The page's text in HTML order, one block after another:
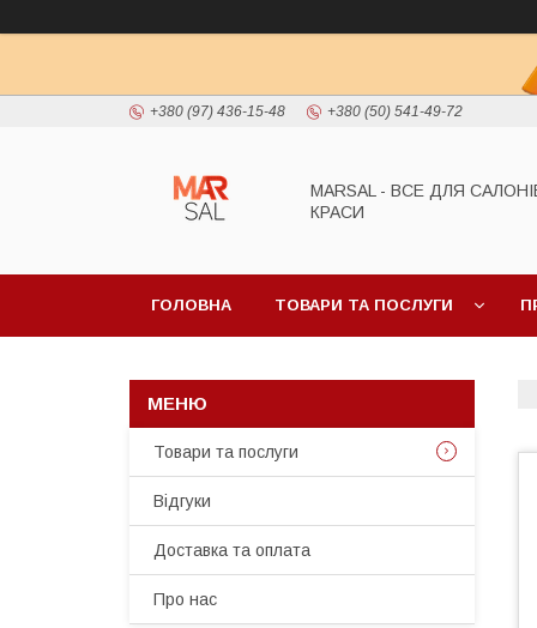
+380 (97) 436-15-48 +380 (50) 541-49-72
MARSAL - ВСЕ ДЛЯ
КРАСИ
ГОЛОВНА ТОВАРИ ТА ПОСЛУГИ
Товари та послуги
Відгуки
Доставка та оплата
Про нас